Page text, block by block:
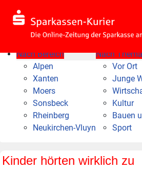
Nach Bereich
Alpen
Xanten
Moers
Sonsbeck
Rheinberg
Neukirchen-Vluyn
Nach Thema
Vor Ort
Junge
Kultur
Bauen
Sport
Kinder hörten wirklich zu